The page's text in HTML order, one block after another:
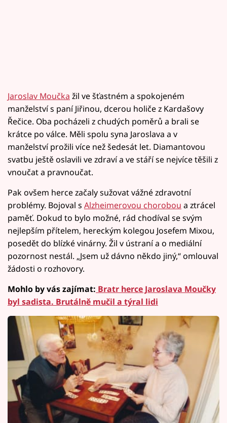
Jaroslav Moučka žil ve šťastném a spokojeném
manželství s paní Jiřinou, dcerou holiče z Kardašovy
Řečice. Oba pocházeli z chudých poměrů a brali se
krátce po válce. Měli spolu syna Jaroslava a v
manželství prožili více než šedesát let. Diamantovou
svatbu ještě oslavili ve zdraví a ve stáří se nejvíce těšili z
vnoučat a pravnoučat.
Pak ovšem herce začaly sužovat vážné zdravotní
problémy. Bojoval s Alzheimerovou chorobou a ztrácel
paměť. Dokud to bylo možné, rád chodíval se svým
nejlepším přítelem, hereckým kolegou Josefem Mixou,
posedět do blízké vinárny. Žil v ústraní a o mediální
pozornost nestál. „Jsem už dávno někdo jiný,“ omlouval
žádosti o rozhovory.
Mohlo by vás zajímat: Bratr herce Jaroslava Moučky
byl sadista. Brutálně mučil a týral lidi